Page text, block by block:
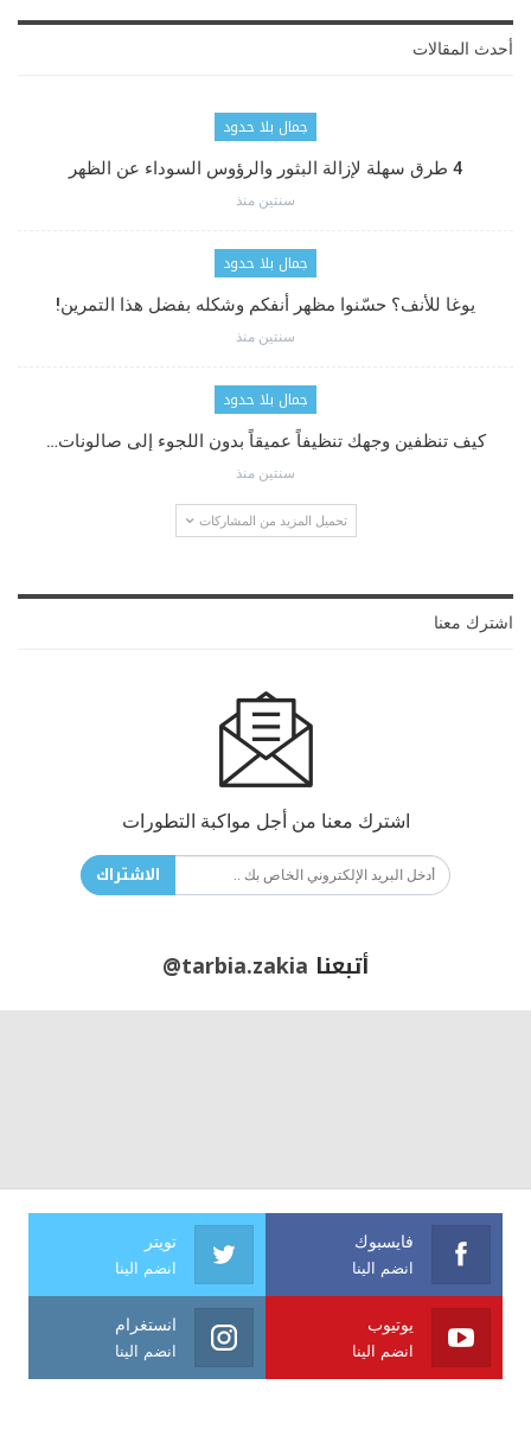
أحدث المقالات
جمال بلا حدود
4 طرق سهلة لإزالة البثور والرؤوس السوداء عن الظهر
سنتين منذ
جمال بلا حدود
يوغا للأنف؟ حسّنوا مظهر أنفكم وشكله بفضل هذا التمرين!
سنتين منذ
جمال بلا حدود
كيف تنظفين وجهك تنظيفاً عميقاً بدون اللجوء إلى صالونات…
سنتين منذ
تحميل المزيد من المشاركات
اشترك معنا
اشترك معنا من أجل مواكبة التطورات
الاشتراك
أتبعنا @tarbia.zakia
فايسبوك
انضم الينا
تويتر
انضم الينا
يوتيوب
انضم الينا
انستغرام
انضم الينا